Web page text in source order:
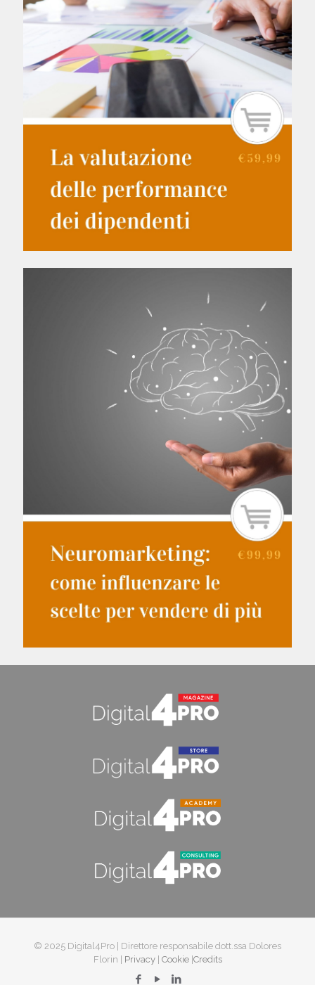
© 2025 Digital4Pro | Direttore responsabile dott.ssa Dolores
Florin | Privacy| Cookie|Credits